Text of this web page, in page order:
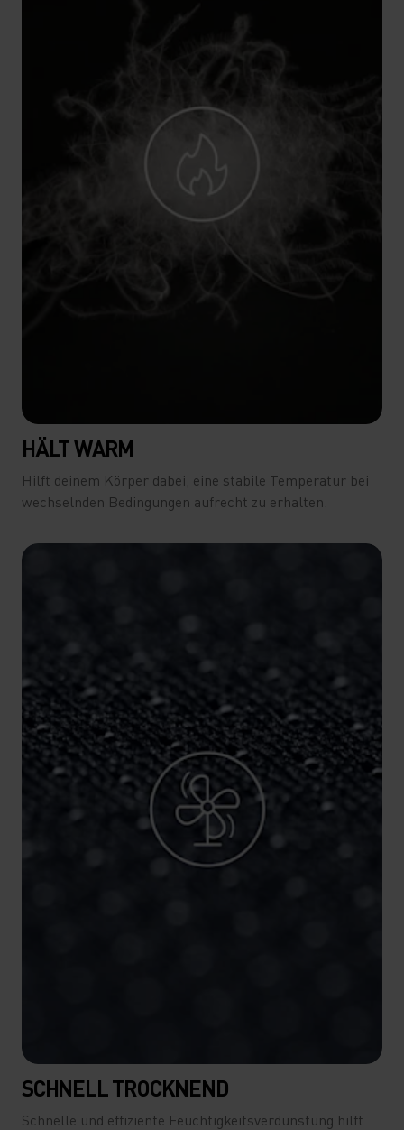
HÄLT WARM
Hilft deinem Körper dabei, eine stabile Temperatur bei
wechselnden Bedingungen aufrecht zu erhalten.
SCHNELL TROCKNEND
Schnelle und effiziente Feuchtigkeitsverdunstung hilft